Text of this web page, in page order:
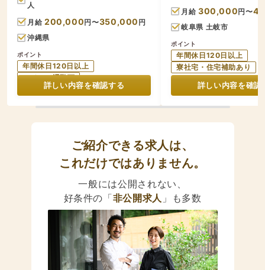
人
月給 200,000円〜350,000 円
沖縄県
ポイント
年間休日120日以上
マイカー通勤可
詳しい内容を確認する
月給 300,000円〜
岐阜県 土岐市
ポイント
年間休日120日以上
寮社宅・住宅補助あり
詳しい内容を確認
ご紹介できる求人は、
これだけではありません。
一般には公開されない、
好条件の「非公開求人 」も多数